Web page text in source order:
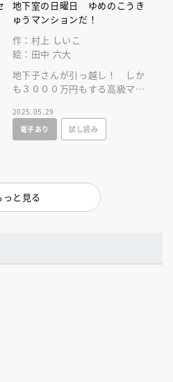
地下室の日曜日 ゆめのこうき
ゅうマンションだ！
作：村上 しいこ
絵：田中 六大
地下子さんが引っ越し！ しか
も３０００万円もする高級マン
みんながそのマンションを見に
いくと……。
2025.05.29
電子あり
試し読み
っと見る